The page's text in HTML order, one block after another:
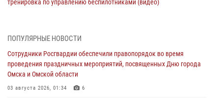
тренировка по управлению беспилотниками (видео)
Росгвардия обеспечила безопасность уникального передвижного
29 июля 2026, 01:49
Росгвардейцы приняли участие в крестном ходе в День крещения
Руси в Омске
ПОПУЛЯРНЫЕ НОВОСТИ
Сотрудники Росгвардии обеспечили правопорядок во время
проведения праздничных мероприятий, посвященных Дню города
Омска и Омской области
03 августа 2026, 01:34 6